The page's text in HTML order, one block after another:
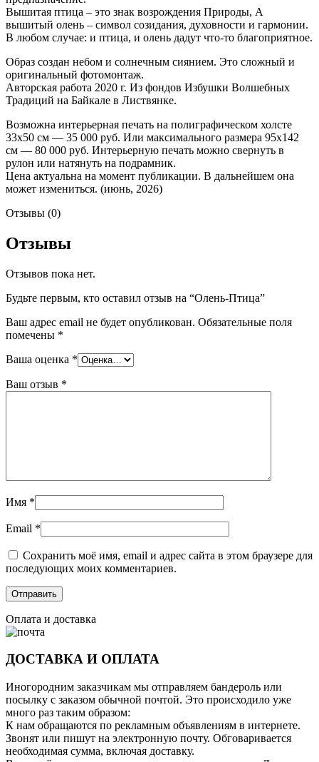
Вышитая птица – это знак возрождения Природы, А
вышитый олень – символ созидания, духовности и гармонии.
В любом случае: и птица, и олень дадут что-то благоприятное.
Образ создан небом и солнечным сиянием. Это сложный и
оригинальный фотомонтаж.
Авторская работа 2020 г. Из фондов Избушки Волшебных
Традиций на Байкале в Листвянке.
Возможна интерьерная печать на полиграфическом холсте
33х50 см — 35 000 руб. Или максимального размера 95х142
см — 80 000 руб. Интерьерную печать можно свернуть в
рулон или натянуть на подрамник.
Цена актуальна на момент публикации. В дальнейшем она
может измениться. (июнь, 2026)
Отзывы (0)
Отзывы
Отзывов пока нет.
Будьте первым, кто оставил отзыв на “Олень-Птица”
Ваш адрес email не будет опубликован. Обязательные поля
помечены *
Ваша оценка *
Ваш отзыв *
Имя *
Email *
Сохранить моё имя, email и адрес сайта в этом браузере для
последующих моих комментариев.
Оплата и доставка
ДОСТАВКА И ОПЛАТА
Иногородним заказчикам мы отправляем бандероль или
посылку с заказом обычной почтой. Это происходило уже
много раз таким образом:
К нам обращаются по рекламным объявлениям в интернете.
Звонят или пишут на электронную почту. Обговаривается
необходимая сумма, включая доставку.